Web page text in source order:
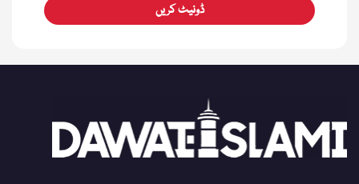
ڈونیٹ کریں